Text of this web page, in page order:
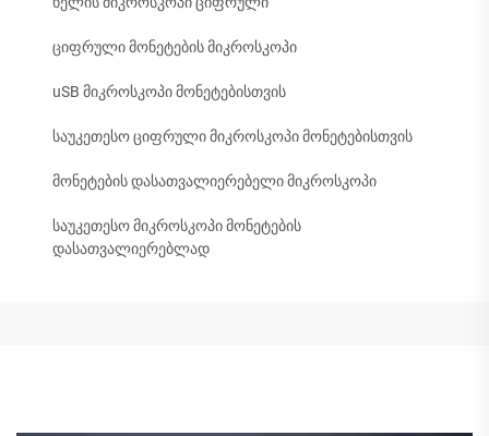
ციფრული მონეტების მიკროსკოპი
uSB მიკროსკოპი მონეტებისთვის
საუკეთესო ციფრული მიკროსკოპი მონეტებისთვის
მონეტების დასათვალიერებელი მიკროსკოპი
საუკეთესო მიკროსკოპი მონეტების
დასათვალიერებლად